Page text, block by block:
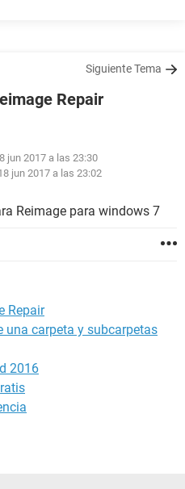
Siguiente Tema
Repair
jun 2017 a las 23:30
jun 2017 a las 23:02
Reimage para windows 7
Repair
una carpeta y subcarpetas
2016